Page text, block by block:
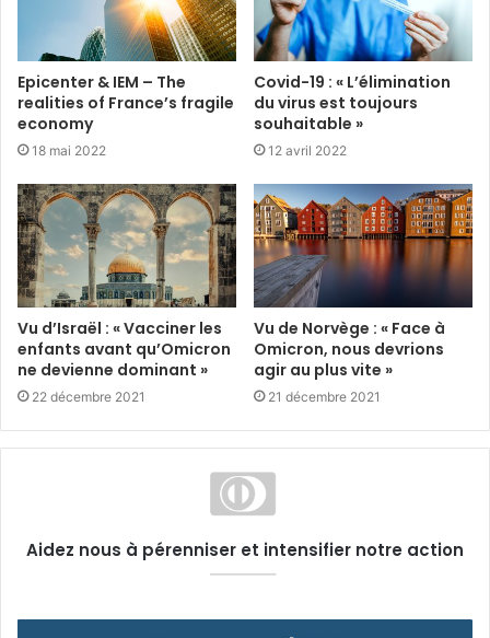
Epicenter & IEM – The
realities of France’s fragile
economy
18 mai 2022
Covid-19 : « L’élimination
du virus est toujours
souhaitable »
12 avril 2022
Vu d’Israël : « Vacciner les
enfants avant qu’Omicron
ne devienne dominant »
22 décembre 2021
Vu de Norvège : « Face à
Omicron, nous devrions
agir au plus vite »
21 décembre 2021
Aidez nous à pérenniser et intensifier notre action